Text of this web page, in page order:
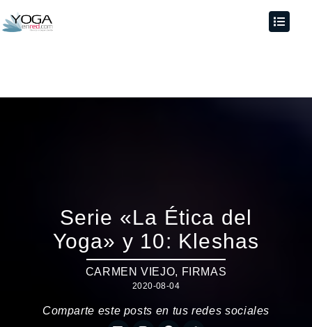
Serie «La Ética del
Yoga» y 10: Kleshas
CARMEN VIEJO, FIRMAS
2020-08-04
Comparte este posts en tus redes sociales